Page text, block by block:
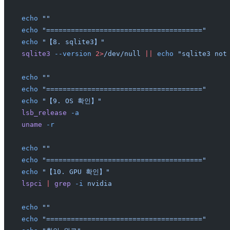
echo ""
echo "======================================"
echo "【8. sqlite3】"
sqlite3 --version 2>/dev/null echo "sqlite3 not
echo ""
echo "======================================"
echo "【9. OS 확인】"
lsb_release -a
uname -r
echo ""
echo "======================================"
echo "【10. GPU 확인】"
lspci
grep -i nvidia
echo ""
echo "======================================"